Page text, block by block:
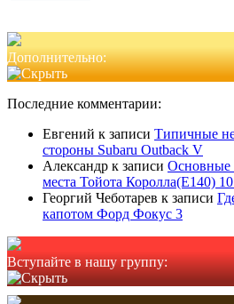
Дополнительно:
Последние комментарии:
Евгений к записи Типичные
стороны Subaru Outback V
Александр к записи Основные
места Тойота Королла(Е140)
Георгий Чеботарев к записи
капотом Форд Фокус 3
Вступайте в нашу группу: